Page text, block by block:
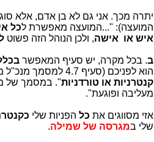
יתרה מכך. אני גם לא בן אדם, אלא
המועצה): "...המועצה מאפשרת לכל
איש או אישה, ולכן הנוהל הזה פשוט
ב. בכל מקרה, יש סעיף המאפשר
הוא לפניכם (סעיף 4.7 למסמך מנכ"ל משרד התקשורת, שכנראה הוכנס שם
קנטרניות או טורדניות". במסמך של
מעליבה ופוגעת".
אזי מסווגים את כל הפניות שלי
שלי במגרסה של שמילה.